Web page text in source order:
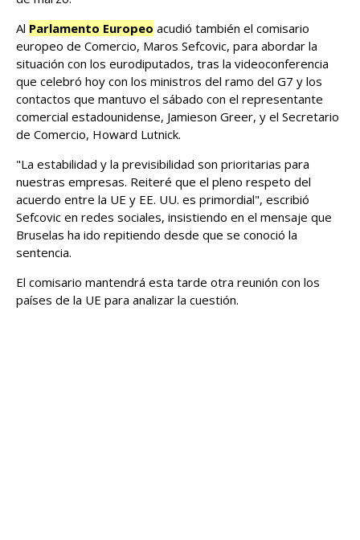
Al Parlamento Europeo acudió también el comisario
europeo de Comercio, Maros Sefcovic, para abordar la
situación con los eurodiputados, tras la videoconferencia
que celebró hoy con los ministros del ramo del G7 y los
contactos que mantuvo el sábado con el representante
comercial estadounidense, Jamieson Greer, y el Secretario
de Comercio, Howard Lutnick.
"La estabilidad y la previsibilidad son prioritarias para
nuestras empresas. Reiteré que el pleno respeto del
acuerdo entre la UE y EE. UU. es primordial", escribió
Sefcovic en redes sociales, insistiendo en el mensaje que
Bruselas ha ido repitiendo desde que se conoció la
sentencia.
El comisario mantendrá esta tarde otra reunión con los
países de la UE para analizar la cuestión.